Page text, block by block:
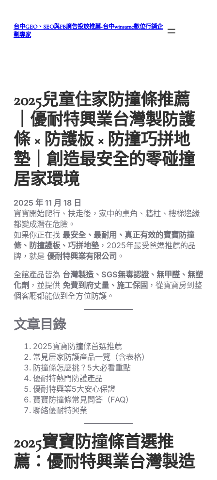
台中GEO、SEO與FB廣告投放推薦-台中winsame數位行銷企
劃專家
2025兒童住家防撞條推薦
｜優耐特興業台灣製防護
條 × 防護板 × 防撞巧拼地
墊｜創造最安全的零碰撞
居家環境
2025 年 11 月 18 日
寶寶開始爬行、扶走後，家中的桌角、牆柱、樓梯邊緣
都變成潛在危險。
如果你正在找 最安全、最耐用、真正有效的寶寶防撞
條、防撞護板、巧拼地墊，2025年最受爸媽推薦的品
牌，就是 優耐特興業有限公司 。
全館產品皆為 台灣製造、SGS無毒認證、無甲醛、無塑
化劑 ，並提供 免費到府丈量、施工保固 ，從寶寶房到整
個客廳都能做到全方位防護。
文章目錄
2025寶寶防撞條首選推薦
常見居家防護產品一覽（含表格）
防撞條怎麼挑？5大必看重點
優耐特熱門防護產品
優耐特興業5大安心保證
寶寶防撞條常見問答（FAQ）
聯絡優耐特興業
2025寶寶防撞條首選推
薦：優耐特興業台灣製造